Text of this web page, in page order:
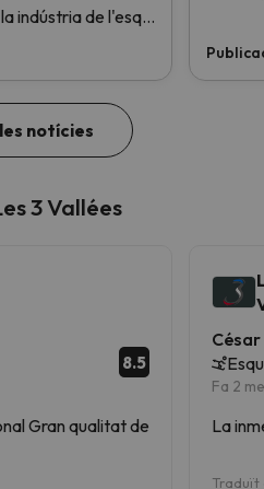
indústria de l'esquí.
capdamunt!
notícies
3 Vallées
8.5
de
César
Fa 2
La
Traduït